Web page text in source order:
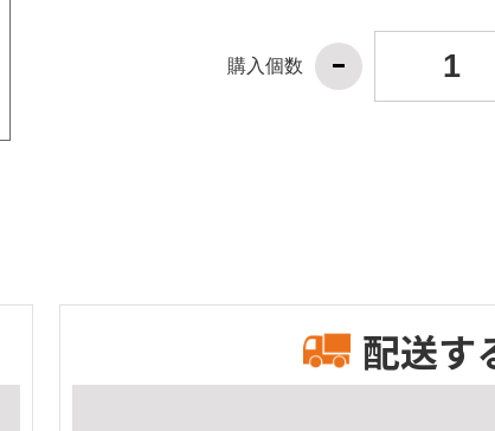
購入個数
配送す